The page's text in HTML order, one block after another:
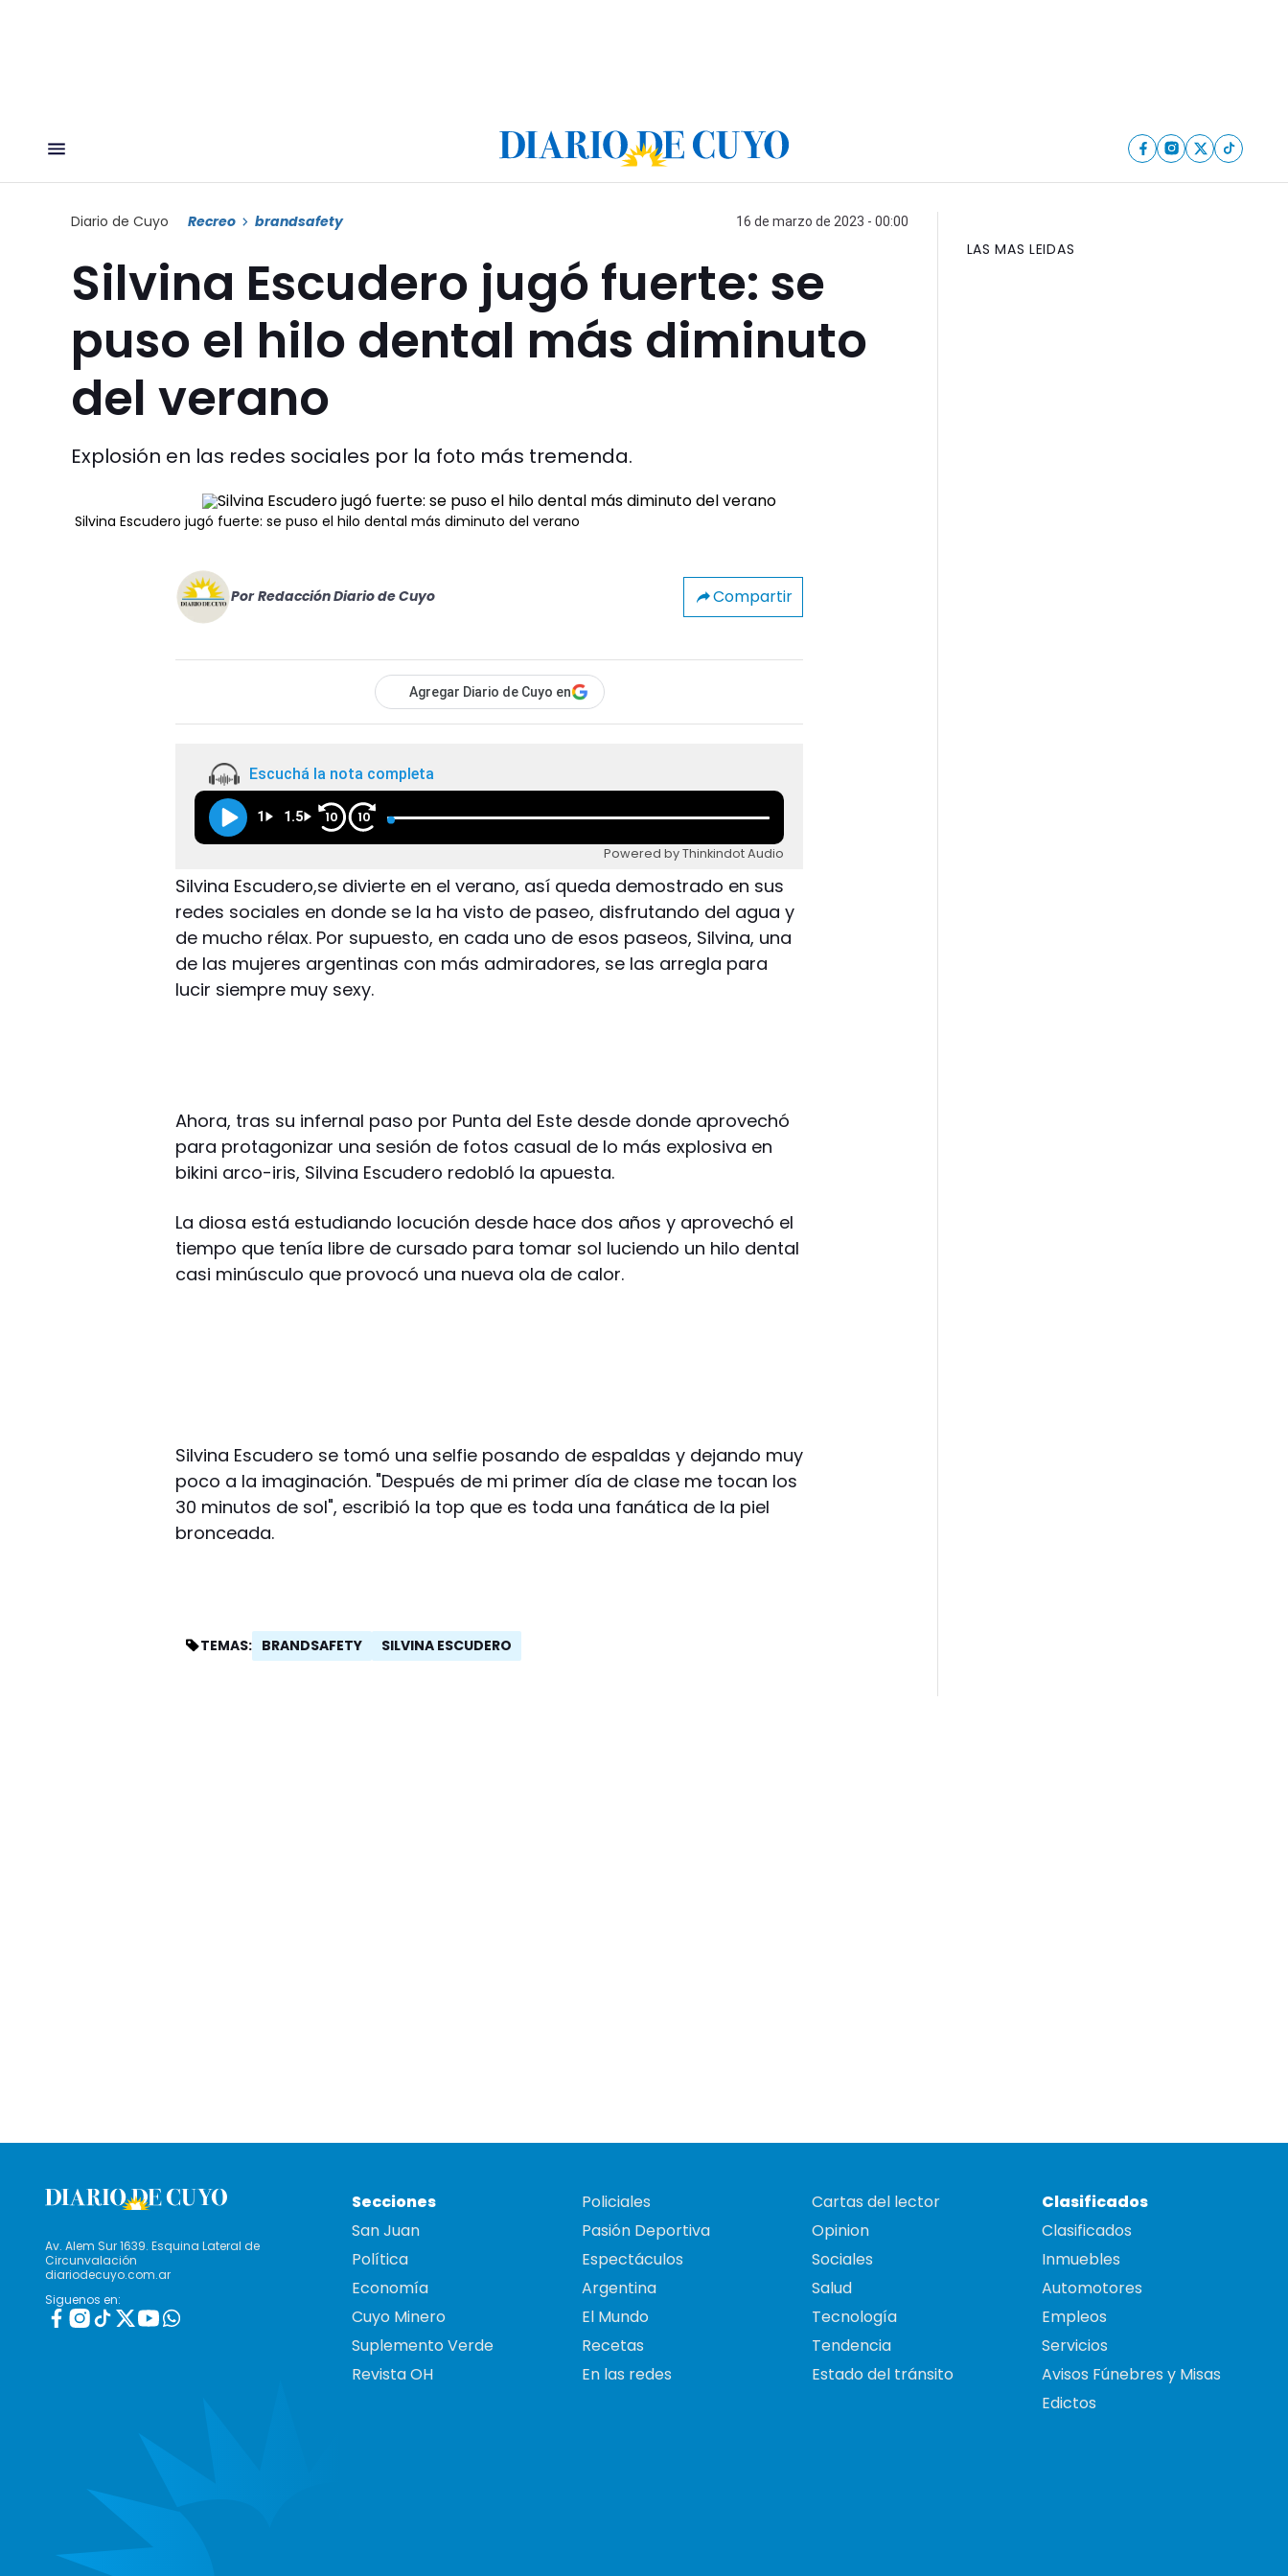
Diario de Cuyo Recreo brandsafety 16 de marzo de 2023 - 00:00
Silvina Escudero jugó fuerte: se
puso el hilo dental más diminuto
del verano
Explosión en las redes sociales por la foto más tremenda.
Silvina Escudero jugó fuerte: se puso el hilo dental más diminuto del verano
Por Redacción Diario de Cuyo Compartir
Agregar Diario de Cuyo en
Escuchá la nota completa
1 1.5 10 10
Powered by Thinkindot Audio
Silvina Escudero,se divierte en el verano, así queda demostrado en sus
redes sociales en donde se la ha visto de paseo, disfrutando del agua y
de mucho rélax. Por supuesto, en cada uno de esos paseos, Silvina, una
de las mujeres argentinas con más admiradores, se las arregla para
lucir siempre muy sexy.
Ahora, tras su infernal paso por Punta del Este desde donde aprovechó
para protagonizar una sesión de fotos casual de lo más explosiva en
bikini arco-iris, Silvina Escudero redobló la apuesta.
La diosa está estudiando locución desde hace dos años y aprovechó el
tiempo que tenía libre de cursado para tomar sol luciendo un hilo dental
casi minúsculo que provocó una nueva ola de calor.
Silvina Escudero se tomó una selfie posando de espaldas y dejando muy
poco a la imaginación. "Después de mi primer día de clase me tocan los
30 minutos de sol", escribió la top que es toda una fanática de la piel
bronceada.
TEMAS: BRANDSAFETY SILVINA ESCUDERO
LAS MAS LEIDAS
Av. Alem Sur 1639. Esquina Lateral de
Circunvalación
diariodecuyo.com.ar
Siguenos en:
Secciones
San Juan
Política
Economía
Cuyo Minero
Suplemento Verde
Revista OH
Policiales
Pasión Deportiva
Espectáculos
Argentina
El Mundo
Recetas
En las redes
Cartas del lector
Opinion
Sociales
Salud
Tecnología
Tendencia
Estado del tránsito
Clasificados
Clasificados
Inmuebles
Automotores
Empleos
Servicios
Avisos Fúnebres y Misas
Edictos